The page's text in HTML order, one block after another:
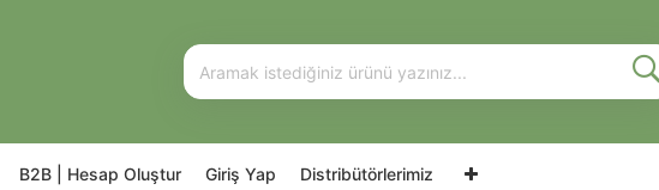
B2B | Hesap Oluştur Giriş Yap Distribütörlerimiz